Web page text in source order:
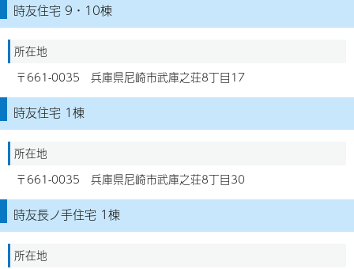
時友住宅 9・10棟
所在地
〒661-0035 兵庫県尼崎市武庫之荘8丁目17
時友住宅 1棟
所在地
〒661-0035 兵庫県尼崎市武庫之荘8丁目30
時友長ノ手住宅 1棟
所在地